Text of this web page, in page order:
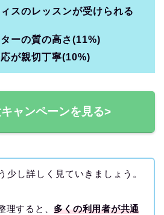
スのレッスンが受けられる
ーの質の高さ(11%)
が親切丁寧(10%)
ャンペーンを見る>
少し詳しく見ていきましょう。
理すると、多くの利用者が共通